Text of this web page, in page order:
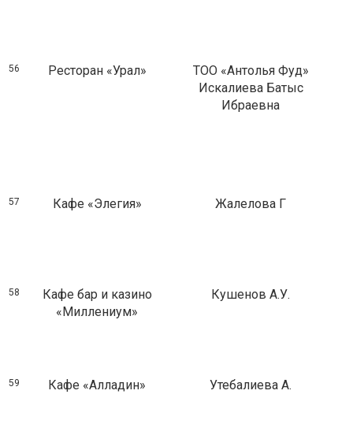
56 Ресторан «Урал»
ТОО «Антолья Фуд»
Искалиева Батыс
Ибраевна
57 Кафе «Элегия» Жалелова Г
58
Кафе бар и казино
«Миллениум»
Кушенов А.У.
59 Кафе «Алладин» Утебалиева А.